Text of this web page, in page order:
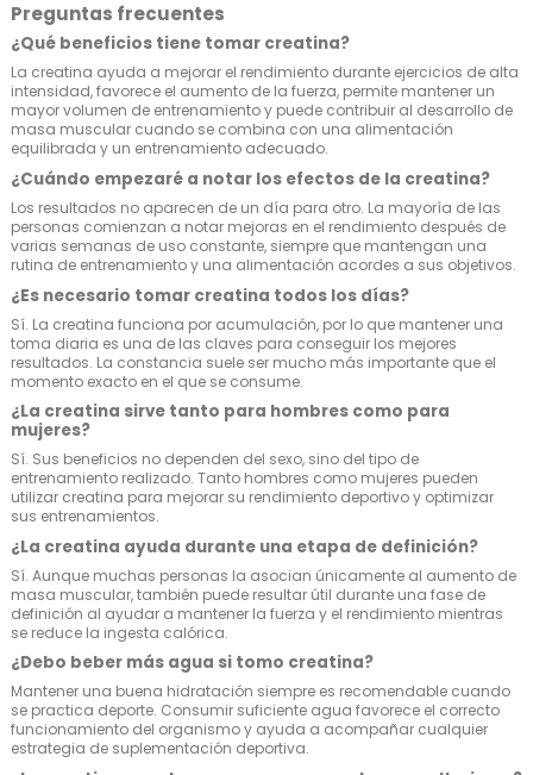
Preguntas frecuentes
¿Qué beneficios tiene tomar creatina?
La creatina ayuda a mejorar el rendimiento durante ejercicios de alta
intensidad, favorece el aumento de la fuerza, permite mantener un
mayor volumen de entrenamiento y puede contribuir al desarrollo de
masa muscular cuando se combina con una alimentación
equilibrada y un entrenamiento adecuado.
¿Cuándo empezaré a notar los efectos de la creatina?
Los resultados no aparecen de un día para otro. La mayoría de las
personas comienzan a notar mejoras en el rendimiento después de
varias semanas de uso constante, siempre que mantengan una
rutina de entrenamiento y una alimentación acordes a sus objetivos.
¿Es necesario tomar creatina todos los días?
Sí. La creatina funciona por acumulación, por lo que mantener una
toma diaria es una de las claves para conseguir los mejores
resultados. La constancia suele ser mucho más importante que el
momento exacto en el que se consume.
¿La creatina sirve tanto para hombres como para
mujeres?
Sí. Sus beneficios no dependen del sexo, sino del tipo de
entrenamiento realizado. Tanto hombres como mujeres pueden
utilizar creatina para mejorar su rendimiento deportivo y optimizar
sus entrenamientos.
¿La creatina ayuda durante una etapa de definición?
Sí. Aunque muchas personas la asocian únicamente al aumento de
masa muscular, también puede resultar útil durante una fase de
definición al ayudar a mantener la fuerza y el rendimiento mientras
se reduce la ingesta calórica.
¿Debo beber más agua si tomo creatina?
Mantener una buena hidratación siempre es recomendable cuando
se practica deporte. Consumir suficiente agua favorece el correcto
funcionamiento del organismo y ayuda a acompañar cualquier
estrategia de suplementación deportiva.